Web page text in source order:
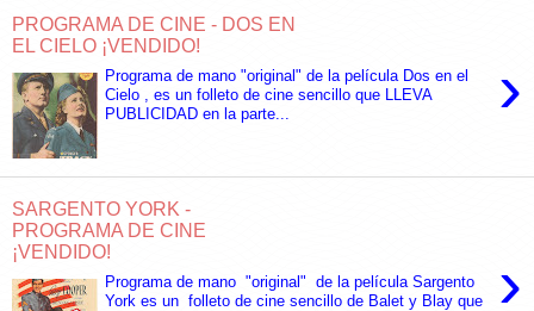
PROGRAMA DE CINE - DOS EN
EL CIELO ¡VENDIDO!
›
Programa de mano "original" de la película Dos en el
Cielo , es un folleto de cine sencillo que LLEVA
PUBLICIDAD en la parte...
SARGENTO YORK -
PROGRAMA DE CINE
¡VENDIDO!
›
Programa de mano "original" de la película Sargento
York es un folleto de cine sencillo de Balet y Blay que